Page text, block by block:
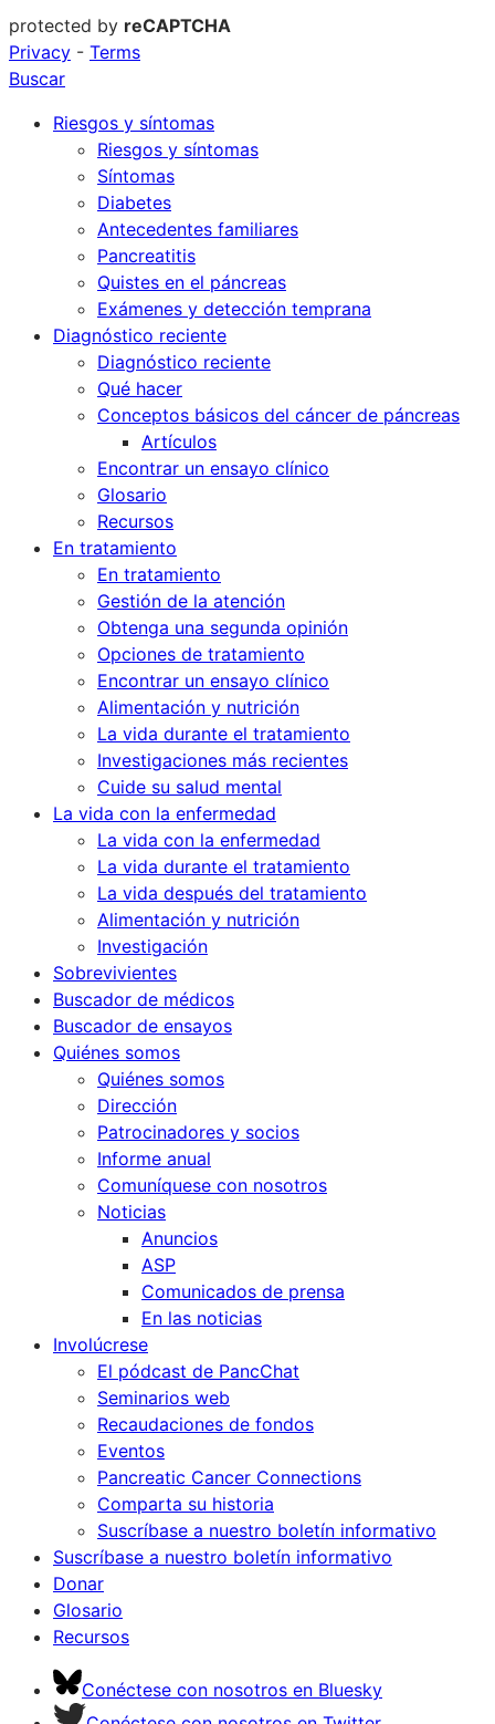
protected by reCAPTCHA
Privacy - Terms
Buscar
Riesgos y síntomas
Riesgos y síntomas
Síntomas
Diabetes
Antecedentes familiares
Pancreatitis
Quistes en el páncreas
Exámenes y detección temprana
Diagnóstico reciente
Diagnóstico reciente
Qué hacer
Conceptos básicos del cáncer de páncreas
Artículos
Encontrar un ensayo clínico
Glosario
Recursos
En tratamiento
En tratamiento
Gestión de la atención
Obtenga una segunda opinión
Opciones de tratamiento
Encontrar un ensayo clínico
Alimentación y nutrición
La vida durante el tratamiento
Investigaciones más recientes
Cuide su salud mental
La vida con la enfermedad
La vida con la enfermedad
La vida durante el tratamiento
La vida después del tratamiento
Alimentación y nutrición
Investigación
Sobrevivientes
Buscador de médicos
Buscador de ensayos
Quiénes somos
Quiénes somos
Dirección
Patrocinadores y socios
Informe anual
Comuníquese con nosotros
Noticias
Anuncios
ASP
Comunicados de prensa
En las noticias
Involúcrese
El pódcast de PancChat
Seminarios web
Recaudaciones de fondos
Eventos
Pancreatic Cancer Connections
Comparta su historia
Suscríbase a nuestro boletín informativo
Suscríbase a nuestro boletín informativo
Donar
Glosario
Recursos
Conéctese con nosotros en Bluesky